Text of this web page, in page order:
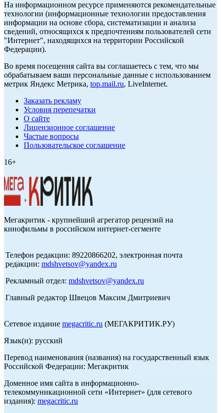
На информационном ресурсе применяются рекомендательные
технологии (информационные технологии предоставления
информации на основе сбора, систематизации и анализа
сведений, относящихся к предпочтениям пользователей сети
"Интернет", находящихся на территории Российской
Федерации).
Во время посещения сайта вы соглашаетесь с тем, что мы
обрабатываем ваши персональные данные с использованием
метрик Яндекс Метрика, top.mail.ru, LiveInternet.
Заказать рекламу
Условия перепечатки
О сайте
Лицензионное соглашение
Частые вопросы
Пользовательское соглашение
16+
Мегакритик - крупнейший агрегатор рецензий на
кинофильмы в российском интернет-сегменте
Телефон редакции: 89220866202, электронная почта
редакции: mdshvetsov@yandex.ru
Рекламный отдел: mdshvetsov@yandex.ru
Главный редактор Швецов Максим Дмитриевич
Сетевое издание megacritic.ru (МЕГАКРИТИК.РУ)
Язык(и): русский
Перевод наименования (названия) на государственный язык
Российской Федерации: Мегакритик
Доменное имя сайта в информационно-
телекоммуникационной сети «Интернет» (для сетевого
издания): megacritic.ru